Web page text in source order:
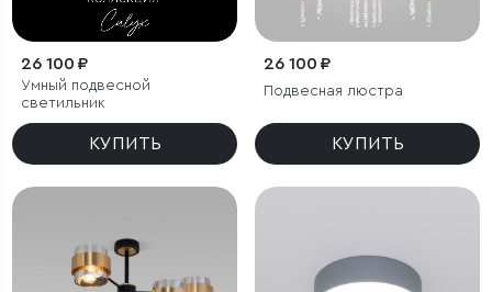
26 100 ₽
Умный подвесной
светильник
КУПИТЬ
26 100 ₽
Подвесная люстра
КУПИТЬ